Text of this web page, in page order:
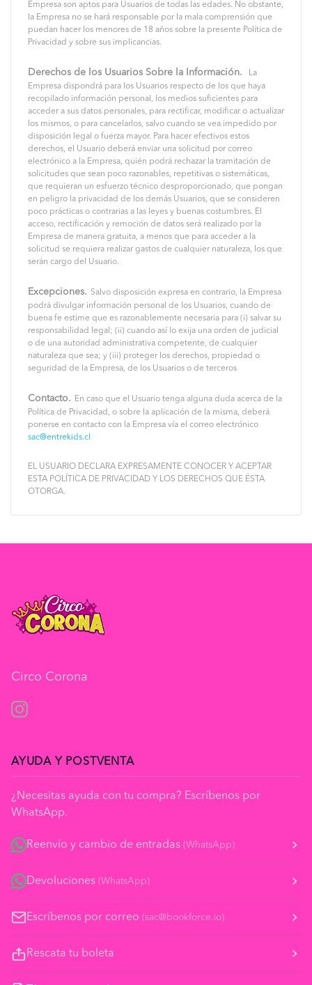
Empresa son aptos para Usuarios de todas las edades. No obstante,
la Empresa no se hará responsable por la mala comprensión que
puedan hacer los menores de 18 años sobre la presente Política de
Privacidad y sobre sus implicancias.
Derechos de los Usuarios Sobre la Información.
La
Empresa dispondrá para los Usuarios respecto de los que haya
recopilado información personal, los medios suficientes para
acceder a sus datos personales, para rectificar, modificar o actualizar
los mismos, o para cancelarlos, salvo cuando se vea impedido por
disposición legal o fuerza mayor. Para hacer efectivos estos
derechos, el Usuario deberá enviar una solicitud por correo
electrónico a la Empresa, quién podrá rechazar la tramitación de
solicitudes que sean poco razonables, repetitivas o sistemáticas,
que requieran un esfuerzo técnico desproporcionado, que pongan
en peligro la privacidad de los demás Usuarios, que se consideren
poco prácticas o contrarias a las leyes y buenas costumbres. El
acceso, rectificación y remoción de datos será realizado por la
Empresa de manera gratuita, a menos que para acceder a la
solicitud se requiera realizar gastos de cualquier naturaleza, los que
serán cargo del Usuario.
Excepciones. Salvo disposición expresa en contrario, la Empresa
podrá divulgar información personal de los Usuarios, cuando de
buena fe estime que es razonablemente necesaria para (i) salvar su
responsabilidad legal; (ii) cuando así lo exija una orden de judicial
o de una autoridad administrativa competente, de cualquier
naturaleza que sea; y (iii) proteger los derechos, propiedad o
seguridad de la Empresa, de los Usuarios o de terceros
Contacto.
En caso que el Usuario tenga alguna duda acerca de la
Política de Privacidad, o sobre la aplicación de la misma, deberá
ponerse en contacto con la Empresa vía el correo electrónico
sac@entrekids.cl
EL USUARIO DECLARA EXPRESAMENTE CONOCER Y ACEPTAR
ESTA POLÍTICA DE PRIVACIDAD Y LOS DERECHOS QUE ÉSTA
OTORGA.
Circo Corona
Instagram
AYUDA Y POSTVENTA
¿Necesitas ayuda con tu compra? Escríbenos por
WhatsApp.
Reenvío y cambio de entradas (WhatsApp)
Devoluciones (WhatsApp)
Escríbenos por correo (sac@bookforce.io)
Rescata tu boleta